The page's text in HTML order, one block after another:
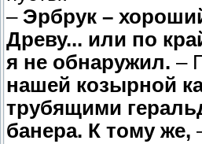
– Эрбрук –
Древу... или по
я не обнаружил. –
нашей козырной
трубящими
банера. К тому же,